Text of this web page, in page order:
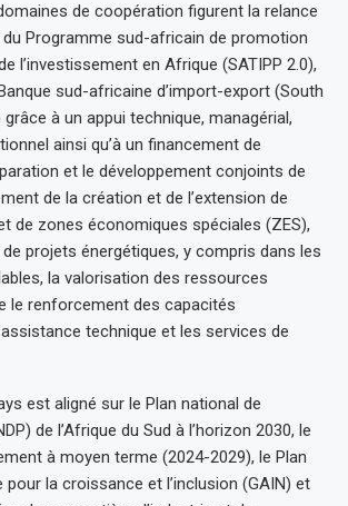
de coopération figurent la relance
Programme sud-africain de promotion
l’investissement en Afrique (SATIPP 2.0),
sud-africaine d’import-export (South
à un appui technique, managérial,
ainsi qu’à un financement de
et le développement conjoints de
de la création et de l’extension de
de zones économiques spéciales (ZES),
projets énergétiques, y compris dans les
la valorisation des ressources
le renforcement des capacités
technique et les services de
est aligné sur le Plan national de
de l’Afrique du Sud à l’horizon 2030, le
à moyen terme (2024-2029), le Plan
la croissance et l’inclusion (GAIN) et